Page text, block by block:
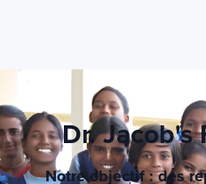
Dr. Jacob's
Notre objectif : des